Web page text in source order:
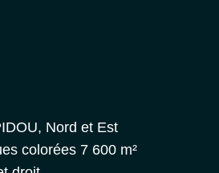
Nord et Est
colorées 7 600 m²